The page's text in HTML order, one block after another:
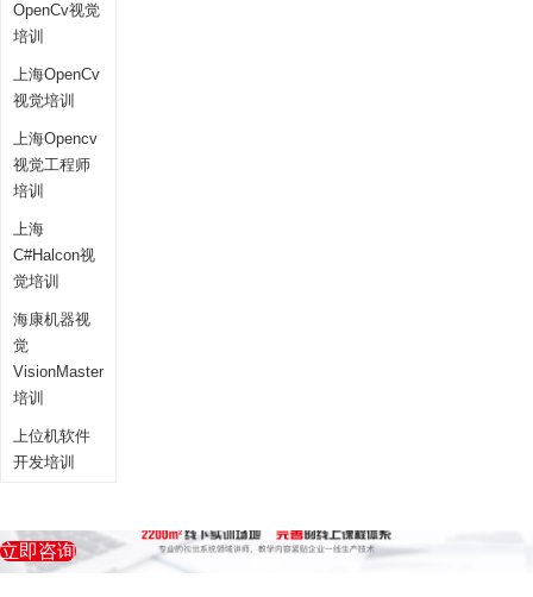
OpenCv视觉
培训
上海OpenCv
视觉培训
上海Opencv
视觉工程师
培训
上海
C#Halcon视
觉培训
海康机器视
觉
VisionMaster
培训
上位机软件
开发培训
立即咨询